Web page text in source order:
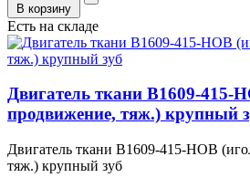
В корзину
Есть на складе
Двигатель ткани B1609-415-
продвижение, тяж.) крупный
Двигатель ткани B1609-415-HOB
тяж.) крупный зуб